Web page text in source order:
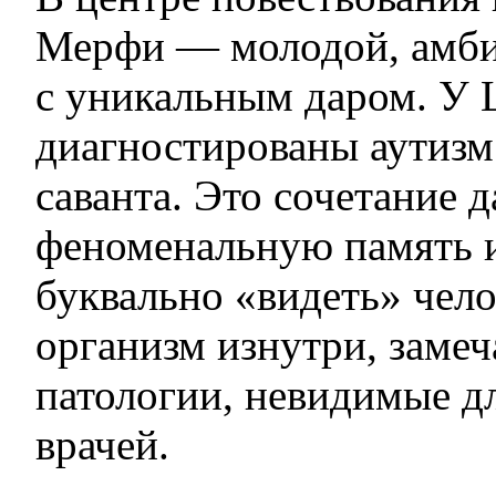
Мерфи — молодой,
с уникальным даром. У
диагностированы
саванта. Это сочетание
феноменальную память
буквально «видеть»
организм изнутри,
патологии, невидимые
врачей.